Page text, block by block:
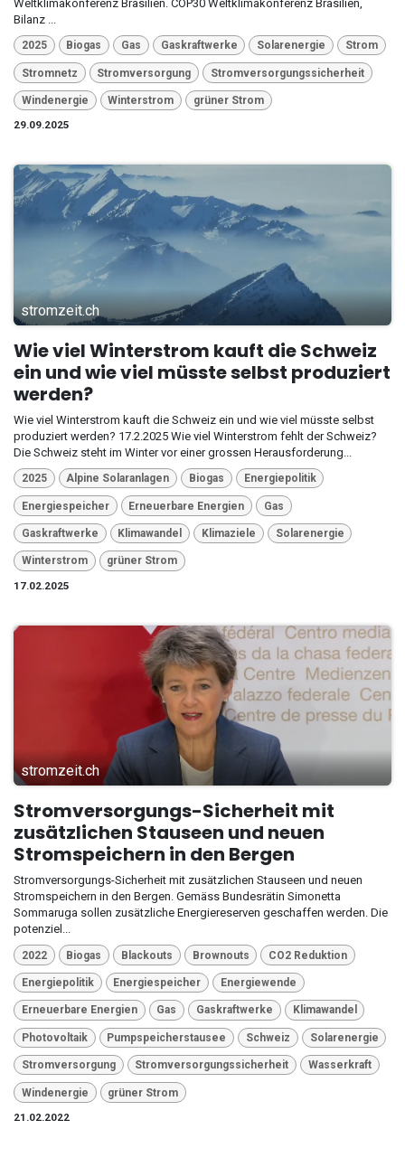
Weltklimakonferenz Brasilien. COP30 Weltklimakonferenz Brasilien,
Bilanz ...
2025 Biogas Gas Gaskraftwerke Solarenergie Strom
Stromnetz Stromversorgung Stromversorgungssicherheit
Windenergie Winterstrom
grüner Strom
29.09.2025
stromzeit.ch
Wie viel Winterstrom kauft die Schweiz
ein und wie viel müsste selbst produziert
werden?
Wie viel Winterstrom kauft die Schweiz ein und wie viel müsste selbst
produziert werden? 17.2.2025 Wie viel Winterstrom fehlt der Schweiz?
Die Schweiz steht im Winter vor einer grossen Herausforderung...
2025 Alpine Solaranlagen Biogas Energiepolitik
Energiespeicher Erneuerbare Energien Gas
Gaskraftwerke Klimawandel Klimaziele Solarenergie
Winterstrom
grüner Strom
17.02.2025
stromzeit.ch
Stromversorgungs-Sicherheit mit
zusätzlichen Stauseen und neuen
Stromspeichern in den Bergen
Stromversorgungs-Sicherheit mit zusätzlichen Stauseen und neuen
Stromspeichern in den Bergen. Gemäss Bundesrätin Simonetta
Sommaruga sollen zusätzliche Energiereserven geschaffen werden. Die
potenziel...
2022 Biogas Blackouts Brownouts CO2 Reduktion
Energiepolitik Energiespeicher Energiewende
Erneuerbare Energien Gas Gaskraftwerke Klimawandel
Photovoltaik Pumpspeicherstausee Schweiz Solarenergie
Stromversorgung Stromversorgungssicherheit Wasserkraft
Windenergie
grüner Strom
21.02.2022